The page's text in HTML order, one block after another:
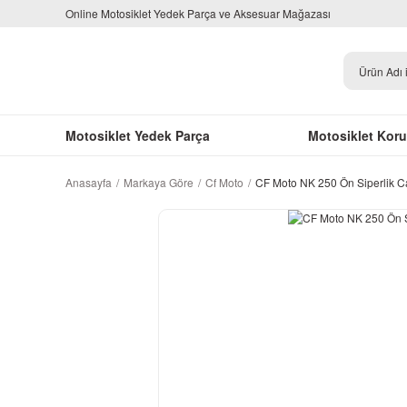
Online Motosiklet Yedek Parça ve Aksesuar Mağazası
Motosiklet Yedek Parça Motosiklet
Anasayfa Markaya Göre Cf Moto CF Moto NK 250 Ön Siperlik